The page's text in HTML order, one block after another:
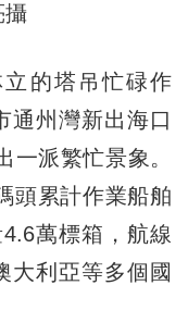
攝
的塔吊忙碌作
州灣新出海口
一派繁忙景象。
頭累計作業船舶
萬標箱，航線
大利亞等多個國